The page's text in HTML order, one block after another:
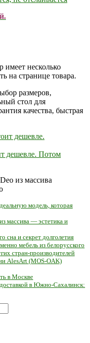
имеет несколько
на странице товара.
размеров,
стол для
качества, быстрая
дешевле. Потом
модель, которая
массива — эстетика и
сна и секрет долголетия
мебель из белорусского
стран-производителей
AlesArt (MOS-OAK)
в Москве
в Южно-Сахалинск: